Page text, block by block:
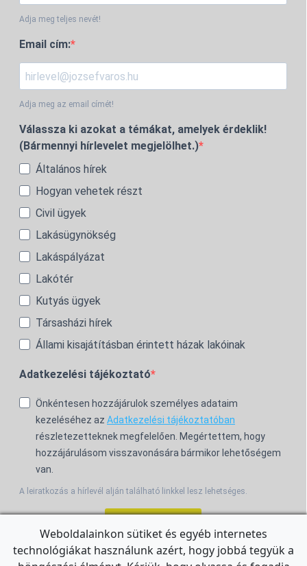
Adja meg teljes nevét!
Email cím:
Adja meg az email címét!
Válassza ki azokat a témákat, amelyek érdeklik!
(Bármennyi hírlevelet megjelölhet.)
Általános hírek
Hogyan vehetek részt
Civil ügyek
Lakásügynökség
Lakáspályázat
Lakótér
Kutyás ügyek
Társasházi hírek
Állami kisajátításban érintett házak lakóinak
Adatkezelési tájékoztató
Önkéntesen hozzájárulok személyes adataim
kezeléséhez az Adatkezelési tájékoztatóban
részletezetteknek megfelelően. Megértettem, hogy
hozzájárulásom visszavonására bármikor lehetőségem
van.
A leiratkozás a hírlevél alján található linkkel lesz lehetséges.
For the English Newsletter, clickHERE.
Weboldalainkon sütiket és egyéb internetes
technológiákat használunk azért, hogy jobbá tegyük a